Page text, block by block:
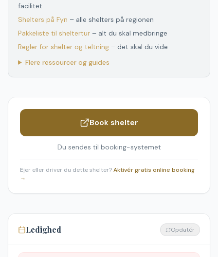
facilitet
Shelters på Fyn – alle shelters på regionen
Pakkeliste til sheltertur – alt du skal medbringe
Regler for shelter og teltning – det skal du vide
Flere ressourcer og guides
Book shelter
Du sendes til booking-systemet
Ejer eller driver du dette shelter?Aktivér gratis online booking
→
Ledighed Opdatér